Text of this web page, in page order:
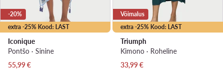
extra -25% Kood: LAST
-20%
Iconique
Pontšo · Sinine
Praegune hind
55,99€
extra -25% Kood: LAST
Võimalus
Triumph
Kimono · Roheline
Praegune hind
33,99€